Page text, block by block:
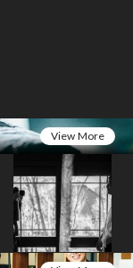
View More